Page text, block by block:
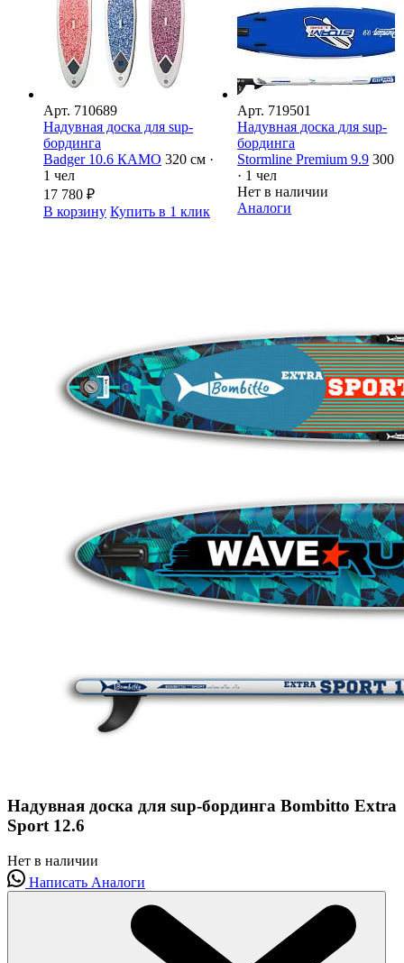
Арт. 710689
Надувная доска для sup-
бординга
Badger 10.6 КАМО 320 см ·
1 чел
17 780 ₽
В корзину Купить в 1 клик
Арт. 719501
Надувная доска для sup-
бординга
Stormline Premium 9.9 300
· 1 чел
Нет в наличии
Аналоги
Надувная доска для sup-бординга Bombitto Extra
Sport 12.6
Нет в наличии
Написать Аналоги